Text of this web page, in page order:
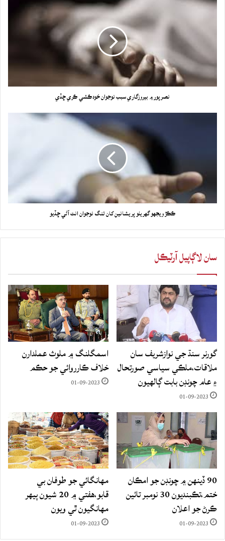
نصرپور ۾ بيروزگاري سبب نوجوان خودڪشي ڪري ڇڏي
ڪڪڙ ويجهو گهريلو پريشانين کان تنگ نوجوان انت آڻي ڇڏيو
سان لاڳاپيل آرٽيڪل
گورنر سنڌ جي نوازشريف سان
ملاقات،ملڪي سياسي صورتحال
۽ عام چونڊن بابت ڳالهيون
01-09-2023
اسمگلنگ ۾ ملوث عملدارن
خلاف ڪارروائي جو حڪم
01-09-2023
90 ڏينهن ۾ چونڊن جو امڪان
ختم،تڪبنديون 30 نومبر تائين
ڪرڻ جو اعلان
01-09-2023
مهانگائي جو طوفان بي
قابو،هفتي ۾ 20 شيون ٻيهر
مهانگيون ٿي ويون
01-09-2023